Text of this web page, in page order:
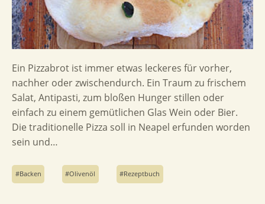
Ein Pizzabrot ist immer etwas leckeres für vorher,
nachher oder zwischendurch. Ein Traum zu frischem
Salat, Antipasti, zum bloßen Hunger stillen oder
einfach zu einem gemütlichen Glas Wein oder Bier.
Die traditionelle Pizza soll in Neapel erfunden worden
sein und…
Backen Olivenöl Rezeptbuch